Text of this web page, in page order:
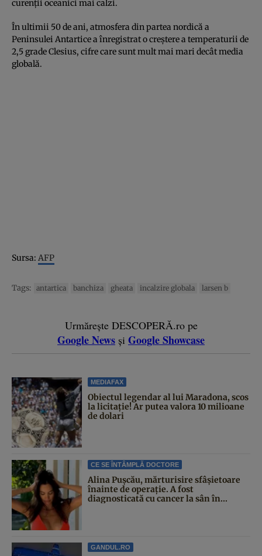
curenţii oceanici mai calzi.
În ultimii 50 de ani, atmosfera din partea nordică a
Peninsulei Antartice a înregistrat o creştere a temperaturii de
2,5 grade Clesius, cifre care sunt mult mai mari decât media
globală.
Sursa: AFP
Tags: antartica banchiza gheata incalzire globala larsen b
Urmărește DESCOPERĂ.ro pe
Google News și Google Showcase
MEDIAFAX
Obiectul legendar al lui Maradona, scos
la licitație! Ar putea valora 10 milioane
de dolari
CE SE ÎNTÂMPLĂ DOCTORE
Alina Pușcău, mărturisire sfâșietoare
înainte de operație. A fost
diagnosticată cu cancer la sân în...
GANDUL.RO